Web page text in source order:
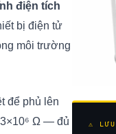
điện tích
bị điện tử
môi trường
để phủ lên
Ω — đủ
⚠ LƯU